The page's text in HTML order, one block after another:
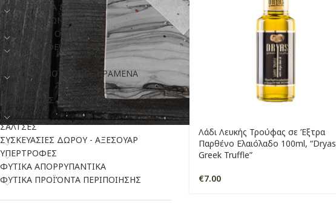
ΔΗΜΗΤΡΙΑΚΑ & ΜΠΑΡΕΣ
ΕΛΑΙΑ ΣΠΟΡΩΝ
ΖΥΜΑΡΙΚΑ & ΟΣΠΡΙΑ
ΚΑΦΕΣ & ΑΦΕΨΗΜΑΤΑ
ΜΕΛΙ
ΞΗΡΟΙ ΚΑΡΠΟΙ & ΑΠΟΞΗΡΑΜΕΝΑ
ΦΡΟΥΤΑ
ΠΑΣΤΑ ΕΛΙΑΣ
ΠΟΤΑ
ΣΑΛΤΣΕΣ
ΣΥΣΚΕΥΑΣΙΕΣ ΔΩΡΟΥ - ΑΞΕΣΟΥΑΡ
ΥΠΕΡΤΡΟΦΕΣ
ΦΥΤΙΚΑ ΑΠΟΡΡΥΠΑΝΤΙΚΑ
ΦΥΤΙΚΑ ΠΡΟΪΌΝΤΑ ΠΕΡΙΠΟΙΗΣΗΣ
Λάδι Λευκής Τρούφας σε Έξτρα
Παρθένο Ελαιόλαδο 100ml, “Dryas
Greek Truffle”
€7.00